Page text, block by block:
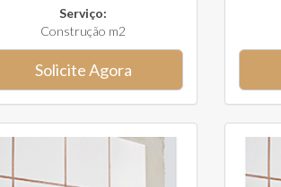
Serviço:
Construção m2
Solicite Agora